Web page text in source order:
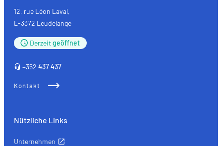
im
Einklang
Ihren
12, rue Léon Laval,
L-3372 Leudelange
Derzeitgeöffnet
+352 437 437
Kontakt
Nützliche Links
Unternehmen